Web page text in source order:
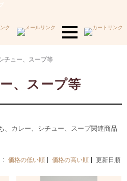
チュー、スープ等
、スープ等
、カレー、シチュー、スープ関連商品
: 価格の低い順 価格の高い順 更新日順